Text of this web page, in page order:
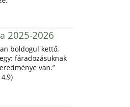
2025-2026
boldogul kettő,
fáradozásuknak
van.”